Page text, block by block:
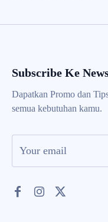
Subscribe Ke
Dapatkan Promo dan
semua kebutuhan kamu.